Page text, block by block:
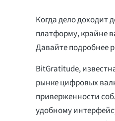
Когда дело
платформу, крайне
Давайте подробнее
BitGratitude,
рынке цифровых
приверженности
удобному